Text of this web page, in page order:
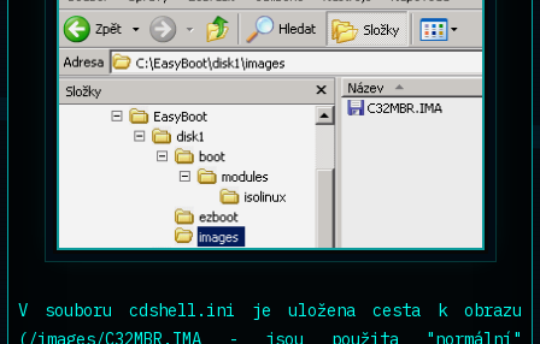
V souboru cdshell.ini je uložena cesta k obrazu
(/images/C32MBR.IMA - jsou použita "normální"